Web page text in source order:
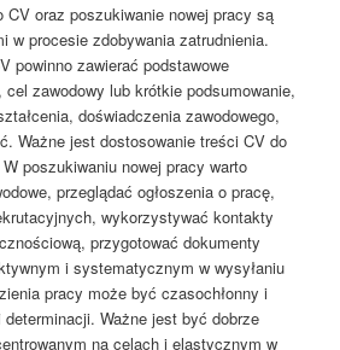
CV oraz poszukiwanie nowej pracy są
w procesie zdobywania zatrudnienia.
powinno zawierać podstawowe
zawodowy lub krótkie podsumowanie,
doświadczenia zawodowego,
Ważne jest dostosowanie treści CV do
poszukiwaniu nowej pracy warto
przeglądać ogłoszenia o pracę,
wykorzystywać kontakty
przygotować dokumenty
i systematycznym w wysyłaniu
pracy może być czasochłonny i
Ważne jest być dobrze
na celach i elastycznym w